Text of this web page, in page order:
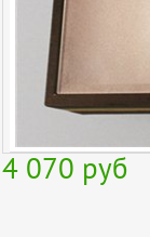
4 070 руб